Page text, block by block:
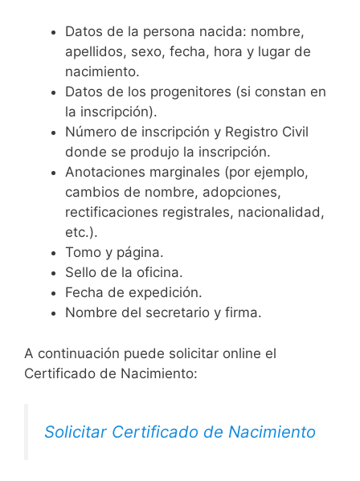
Datos de la persona nacida: nombre,
apellidos, sexo, fecha, hora y lugar de
nacimiento.
Datos de los progenitores (si constan en
la inscripción).
Número de inscripción y Registro Civil
donde se produjo la inscripción.
Anotaciones marginales (por ejemplo,
cambios de nombre, adopciones,
rectificaciones registrales, nacionalidad,
etc.).
Tomo y página.
Sello de la oficina.
Fecha de expedición.
Nombre del secretario y firma.
A continuación puede solicitar online el
Certificado de Nacimiento:
Solicitar Certificado de Nacimiento